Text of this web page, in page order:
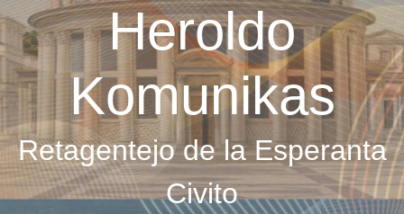
Heroldo
Komunikas
Retagentejo de la Esperanta
Civito